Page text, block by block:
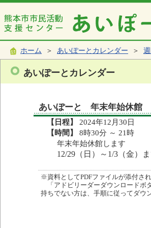
ホーム ＞ あいぽーとカレンダー ＞
あいぽーとカレンダー
あいぽーと 年末年始休館
【日程】
2024年12月30日
【時間】
8時30分 ～ 21時
年末年始休館します
12/29（日）～1/3（金）
※資料としてPDFファイルが添付さ
「アドビリーダーダウンロードボ
持ちでない方は、手順に従ってダウ